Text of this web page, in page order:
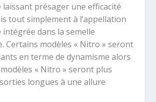
présager une efficacité
tout simplement à l’appellation
intégrée dans la semelle
Certains modèles « Nitro » seront
en terme de dynamisme alors
« Nitro » seront plus
longues à une allure